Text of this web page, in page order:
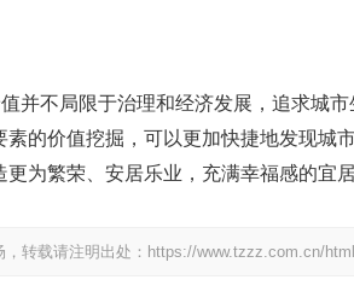
并不局限于治理和经济发展，追求城
素的价值挖掘，可以更加快捷地发现城
为繁荣、安居乐业，充满幸福感的宜居
转载请注明出处： https://www.tzzz.com.cn/